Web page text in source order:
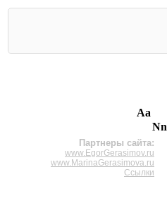
Aa
Nn
Партнеры сайта:
www.EgorGerasimov.ru
www.MarinaGerasimova.ru
Ссылки